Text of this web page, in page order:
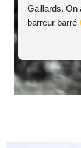
Gaillards. On
barreur barré